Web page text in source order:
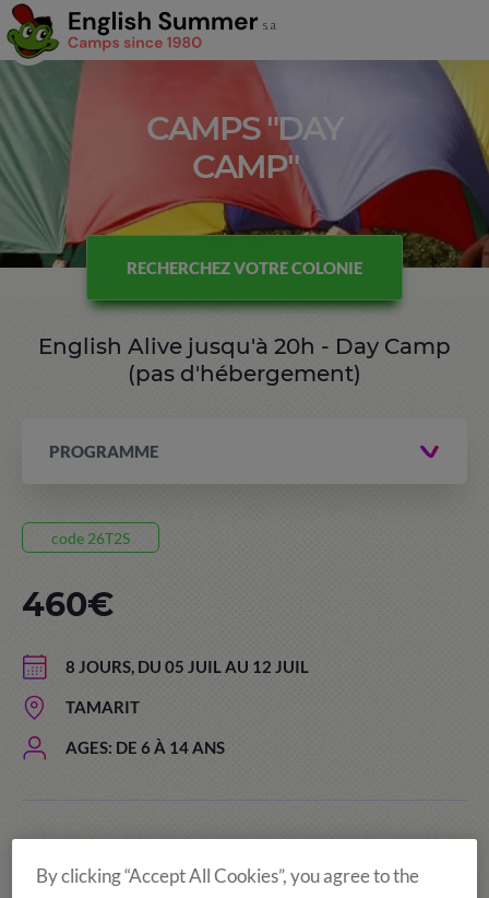
CAMPS "DAY
CAMP"
RECHERCHEZ VOTRE COLONIE
English Alive jusqu'à 20h - Day Camp
(pas d'hébergement)
PROGRAMME
code 26T2S
8 JOURS, DU 05 JUIL AU 12 JUIL
TAMARIT
AGES: DE 6 À 14 ANS
460€
By clicking “Accept All Cookies”, you agree to the